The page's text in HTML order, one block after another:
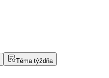
Téma týždňa